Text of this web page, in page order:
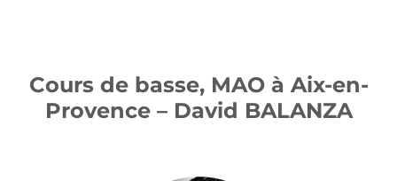
Cours de basse, MAO à Aix-en-
Provence – David BALANZA